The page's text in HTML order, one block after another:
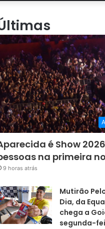
é Show
na primeira
9 horas atrás
Mutirão
Dia, da
chega a
segunda-